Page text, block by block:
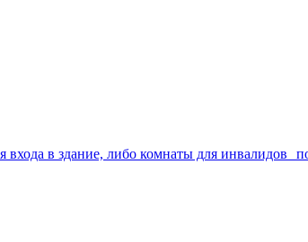
входа в здание, либо комнаты для инвалидов